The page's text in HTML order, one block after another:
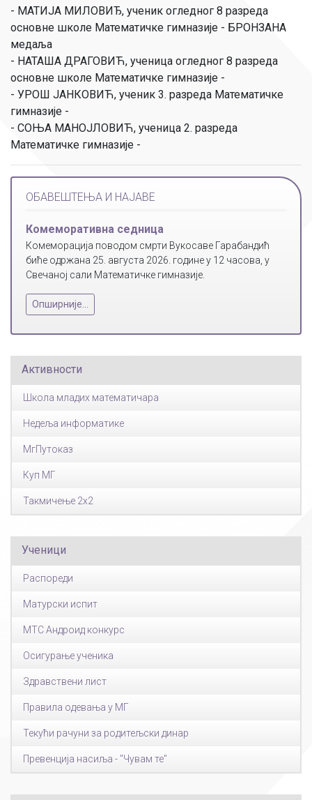
- МАТИЈА МИЛОВИЂ, ученик огледног 8 разреда
основне школе Математичке гимназије - БРОНЗАНА
медаља
- НАТАША ДРАГОВИЋ, ученица огледног 8 разреда
основне школе Математичке гимназије -
- УРОШ ЈАНКОВИЋ, ученик 3. разреда Математичке
гимназије -
- СОЊА МАНОЈЛОВИЋ, ученица 2. разреда
Математичке гимназије -
ОБАВЕШТЕЊА И НАЈАВЕ
Комеморативна седница
Комеморација поводом смрти Вукосаве Гарабандић
биће одржана 25. августа 2026. године у 12 часова, у
Свечаној сали Математичке гимназије.
Опширније...
Активности
Школа младих математичара
Недеља информатике
МгПутоказ
Куп МГ
Такмичење 2x2
Ученици
Распореди
Матурски испит
МТС Андроид конкурс
Осигурање ученика
Здравствени лист
Правила одевања у МГ
Текући рачуни за родитељски динар
Превенција насиља - "Чувам те"